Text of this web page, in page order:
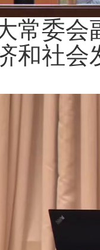
常委会
和社会